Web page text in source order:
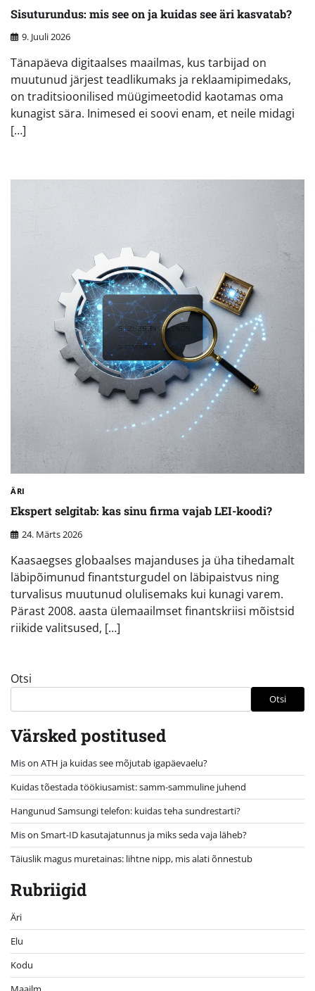
Sisuturundus: mis see on ja kuidas see äri kasvatab?
9. Juuli 2026
Tänapäeva digitaalses maailmas, kus tarbijad on
muutunud järjest teadlikumaks ja reklaamipimedaks,
on traditsioonilised müügimeetodid kaotamas oma
kunagist sära. Inimesed ei soovi enam, et neile midagi
[…]
ÄRI
Ekspert selgitab: kas sinu firma vajab LEI-koodi?
24. Märts 2026
Kaasaegses globaalses majanduses ja üha tihedamalt
läbipõimunud finantsturgudel on läbipaistvus ning
turvalisus muutunud olulisemaks kui kunagi varem.
Pärast 2008. aasta ülemaailmset finantskriisi mõistsid
riikide valitsused, […]
Otsi
Otsi
Värsked postitused
Mis on ATH ja kuidas see mõjutab igapäevaelu?
Kuidas tõestada töökiusamist: samm-sammuline juhend
Hangunud Samsungi telefon: kuidas teha sundrestarti?
Mis on Smart-ID kasutajatunnus ja miks seda vaja läheb?
Täiuslik magus muretainas: lihtne nipp, mis alati õnnestub
Rubriigid
Äri
Elu
Kodu